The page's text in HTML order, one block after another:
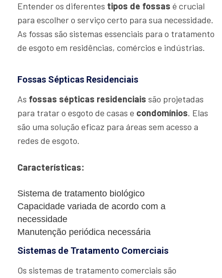
Entender os diferentes tipos de fossas é crucial
para escolher o serviço certo para sua necessidade.
As fossas são sistemas essenciais para o tratamento
de esgoto em residências, comércios e indústrias.
Fossas Sépticas Residenciais
As fossas sépticas residenciais são projetadas
para tratar o esgoto de casas e condomínios. Elas
são uma solução eficaz para áreas sem acesso a
redes de esgoto.
Características:
Sistema de tratamento biológico
Capacidade variada de acordo com a
necessidade
Manutenção periódica necessária
Sistemas de Tratamento Comerciais
Os sistemas de tratamento comerciais são